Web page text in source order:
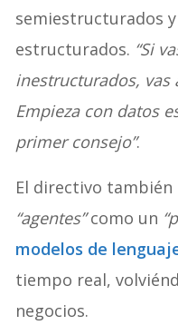
semiestructurados
estructurados. “Si
inestructurados, vas
Empieza con datos
primer consejo”.
El directivo
“agentes”como un
modelos de
tiempo real,
negocios.